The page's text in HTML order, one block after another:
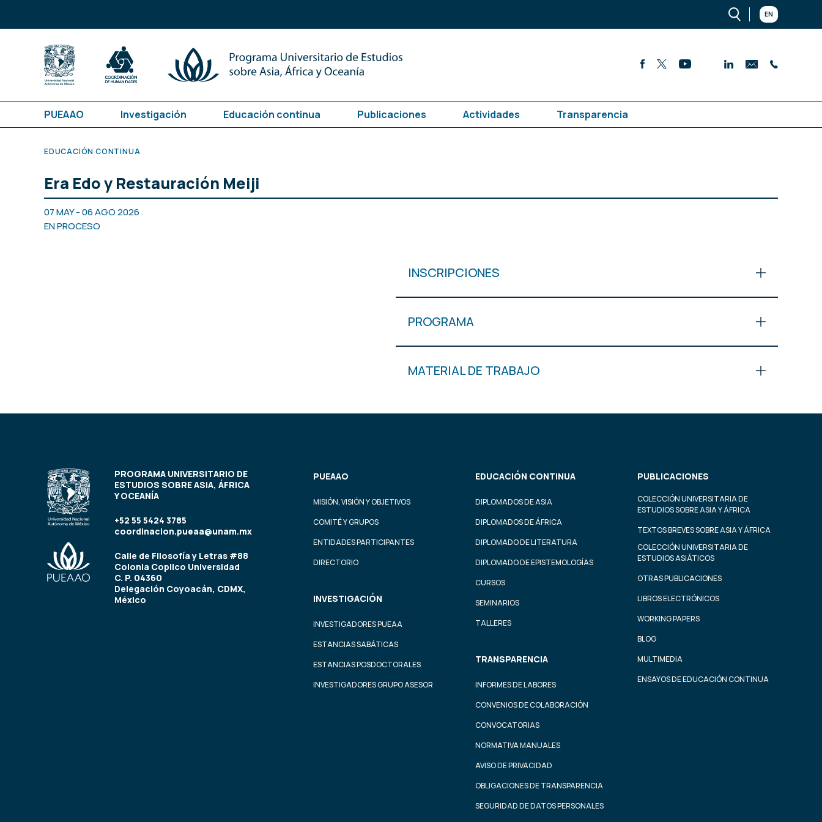
EN
PUEAAO Investigación Educación continua Publicaciones Actividades Transparencia
EDUCACIÓN CONTINUA
Era Edo y Restauración Meiji
07 MAY - 06 AGO 2026
EN PROCESO
INSCRIPCIONES
PROGRAMA
MATERIAL DE TRABAJO
PROGRAMA UNIVERSITARIO DE
ESTUDIOS SOBRE ASIA, ÁFRICA
Y OCEANÍA
+52 55 5424 3785
coordinacion.pueaa@unam.mx
Calle de Filosofía y Letras #88
Colonia Copilco Universidad
C. P. 04360
Delegación Coyoacán, CDMX,
México
PUEAAO
MISIÓN, VISIÓN Y OBJETIVOS
COMITÉ Y GRUPOS
ENTIDADES PARTICIPANTES
DIRECTORIO
INVESTIGACIÓN
INVESTIGADORES PUEAA
ESTANCIAS SABÁTICAS
ESTANCIAS POSDOCTORALES
INVESTIGADORES GRUPO ASESOR
EDUCACIÓN CONTINUA
DIPLOMADOS DE ASIA
DIPLOMADOS DE ÁFRICA
DIPLOMADO DE LITERATURA
DIPLOMADO DE EPISTEMOLOGÍAS
CURSOS
SEMINARIOS
TALLERES
TRANSPARENCIA
INFORMES DE LABORES
CONVENIOS DE COLABORACIÓN
CONVOCATORIAS
NORMATIVA MANUALES
AVISO DE PRIVACIDAD
OBLIGACIONES DE TRANSPARENCIA
SEGURIDAD DE DATOS PERSONALES
PUBLICACIONES
COLECCIÓN UNIVERSITARIA DE
ESTUDIOS SOBRE ASIA Y ÁFRICA
TEXTOS BREVES SOBRE ASIA Y ÁFRICA
COLECCIÓN UNIVERSITARIA DE
ESTUDIOS ASIÁTICOS
OTRAS PUBLICACIONES
LIBROS ELECTRÓNICOS
WORKING PAPERS
BLOG
MULTIMEDIA
ENSAYOS DE EDUCACIÓN CONTINUA